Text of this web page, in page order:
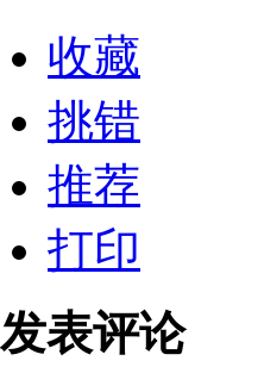
收藏
挑错
推荐
打印
发表评论